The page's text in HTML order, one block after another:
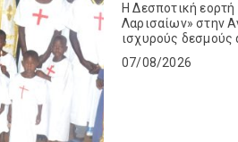
Η Δεσποτική
Λαρισαίων» στην
ισχυρούς
07/08/2026